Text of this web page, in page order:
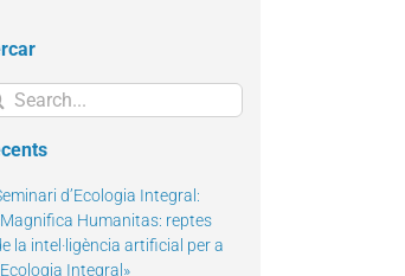
d’Ecologia Integral:
Humanitas: reptes
la intel·ligència artificial per a
Integral»